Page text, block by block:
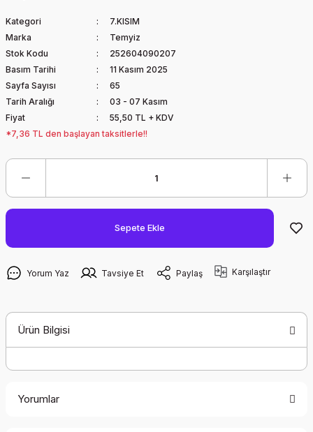
Kategori
7.KISIM
Marka
Temyiz
Stok Kodu
252604090207
Basım Tarihi
11 Kasım 2025
Sayfa Sayısı
65
Tarih Aralığı
03 - 07 Kasım
Fiyat
55,50 TL + KDV
*7,36 TL den başlayan taksitlerle!!
Sepete Ekle
Yorum Yaz Tavsiye Et Paylaş Karşılaştır
Ürün Bilgisi
Yorumlar